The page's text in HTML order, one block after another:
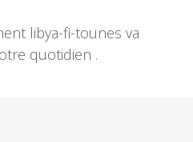
libya-fi-tounes va
quotidien .